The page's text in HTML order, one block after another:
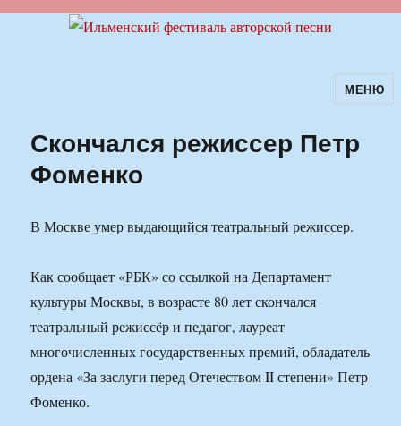
Ильменский фестиваль авторскойМЕНЮ
Скончался режиссер Петр
Фоменко
В Москве умер выдающийся театральный режиссер.
Как сообщает «РБК» со ссылкой на Департамент
культуры Москвы, в возрасте 80 лет скончался
театральный режиссёр и педагог, лауреат
многочисленных государственных премий, обладатель
ордена «За заслуги перед Отечеством II степени» Петр
Фоменко.